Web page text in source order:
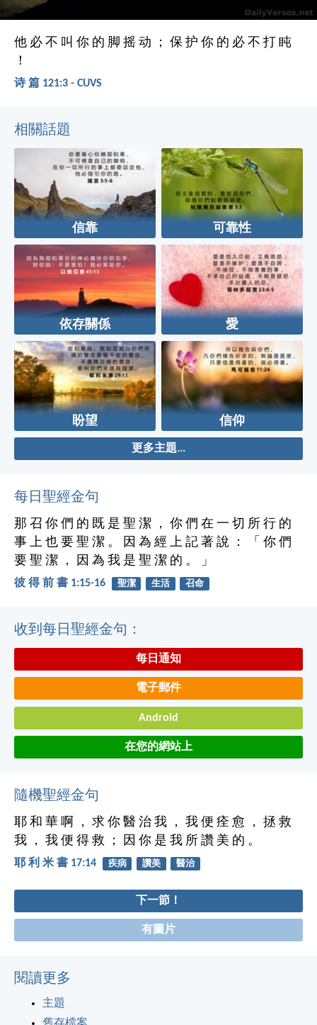
他 必 不 叫 你 的 脚 摇 动 ； 保 护 你 的 必 不 打 盹
！
诗 篇 121:3 - CUVS
相關話題
信靠 可靠性
依存關係 愛
盼望 信仰
更多主題...
每日聖經金句
那 召 你 們 的 既 是 聖 潔 ， 你 們 在 一 切 所 行 的
事 上 也 要 聖 潔 。 因 為 經 上 記 著 說 ： 「 你 們
要 聖 潔 ， 因 為 我 是 聖 潔 的 。 」
彼 得 前 書 1:15-16 聖潔 生活 召命
收到每日聖經金句：
每日通知
電子郵件
Android
在您的網站上
隨機聖經金句
耶 和 華 啊 ， 求 你 醫 治 我 ， 我 便 痊 愈 ， 拯 救
我 ， 我 便 得 救 ； 因 你 是 我 所 讚 美 的 。
耶 利 米 書 17:14 疾病 讚美 醫治
下一節！
有圖片
閱讀更多
主題